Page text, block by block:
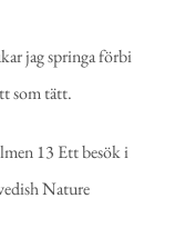
jag springa förbi
som tätt.